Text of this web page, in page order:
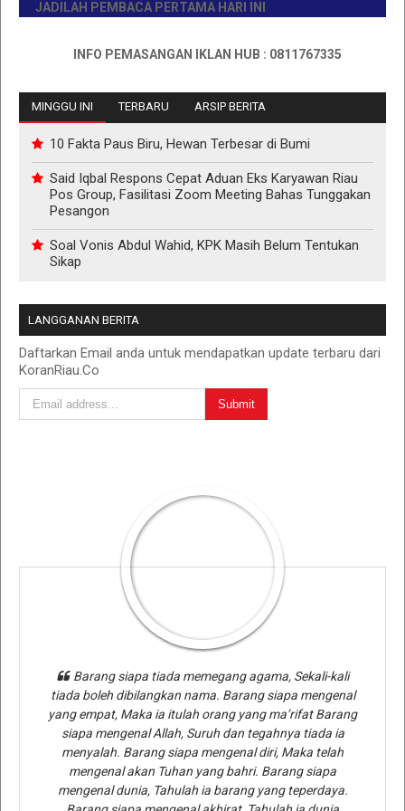
JADILAH PEMBACA PERTAMA HARI INI
INFO PEMASANGAN IKLAN HUB : 0811767335
MINGGU INI TERBARU ARSIP BERITA
10 Fakta Paus Biru, Hewan Terbesar di Bumi
Said Iqbal Respons Cepat Aduan Eks Karyawan Riau
Pos Group, Fasilitasi Zoom Meeting Bahas Tunggakan
Pesangon
Soal Vonis Abdul Wahid, KPK Masih Belum Tentukan
Sikap
LANGGANAN BERITA
Daftarkan Email anda untuk mendapatkan update terbaru dari
KoranRiau.Co
Barang siapa tiada memegang agama, Sekali-kali
tiada boleh dibilangkan nama. Barang siapa mengenal
yang empat, Maka ia itulah orang yang ma’rifat Barang
siapa mengenal Allah, Suruh dan tegahnya tiada ia
menyalah. Barang siapa mengenal diri, Maka telah
mengenal akan Tuhan yang bahri. Barang siapa
mengenal dunia, Tahulah ia barang yang teperdaya.